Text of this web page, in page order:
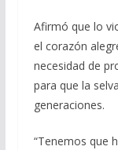
Afirmó que lo
el corazón
necesidad de
para que la
generaciones.
“Tenemos que